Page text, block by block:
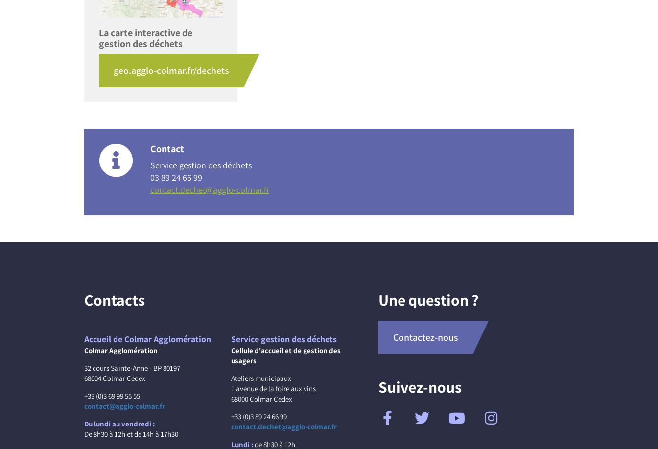
La carte interactive de
gestion des déchets
geo.agglo-colmar.fr/dechets
Contact
Service gestion des déchets
03 89 24 66 99
contact.dechet@agglo-colmar.fr
Contacts
Accueil de Colmar Agglomération
Colmar Agglomération
32 cours Sainte-Anne - BP 80197
68004 Colmar Cedex
+33 (0)3 69 99 55 55
contact@agglo-colmar.fr
Du lundi au vendredi :
De 8h30 à 12h et de 14h à 17h30
Service gestion des déchets
Cellule d'accueil et de gestion des
usagers
Ateliers municipaux
1 avenue de la foire aux vins
68000 Colmar Cedex
+33 (0)3 89 24 66 99
contact.dechet@agglo-colmar.fr
Lundi :de 8h30 à 12h
Une question ?
Contactez-nous
Suivez-nous